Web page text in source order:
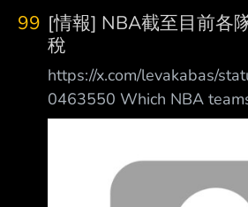
西接受費城電台《97.5 The
《Middays With Marks》
如今已經完全健康，目前甚
態。對於過去長期受到膝傷
言，這項進展無疑替76人注
出賽。2024-25賽季，他僅
99 [情報] NBA截至目前各
稅
https://x.com/levakabas/
0463550 Which NBA
most luxury tax over the
https://i.verb.tw/
華稅2002年開始徵收 --